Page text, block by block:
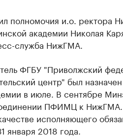
полномочия и.о. ректора
академии Николая
служба НижГМА.
ФГБУ "Приволжский
центр" был
в июле. В сентябре
ПФИМЦ к НижГМА.
исполняющего
января 2018 года.